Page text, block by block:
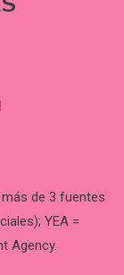
de 3 fuentes
YEA =
Agency.